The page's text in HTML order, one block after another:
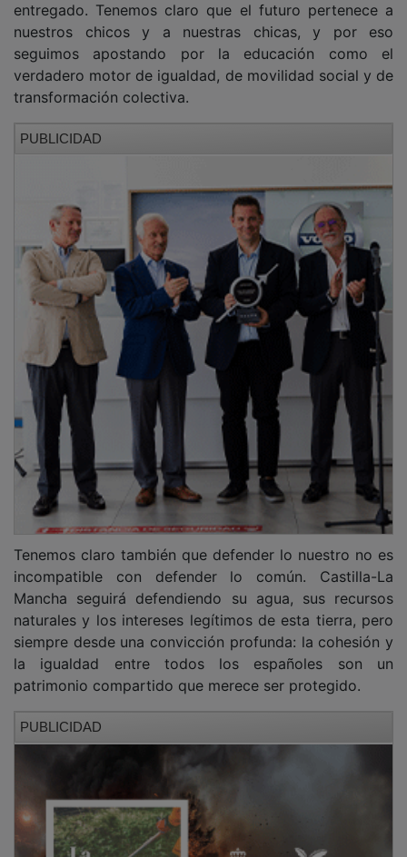
entregado. Tenemos claro que el futuro pertenece a
nuestros chicos y a nuestras chicas, y por eso
seguimos apostando por la educación como el
verdadero motor de igualdad, de movilidad social y de
transformación colectiva.
PUBLICIDAD
Tenemos claro también que defender lo nuestro no es
incompatible con defender lo común. Castilla-La
Mancha seguirá defendiendo su agua, sus recursos
naturales y los intereses legítimos de esta tierra, pero
siempre desde una convicción profunda: la cohesión y
la igualdad entre todos los españoles son un
patrimonio compartido que merece ser protegido.
PUBLICIDAD